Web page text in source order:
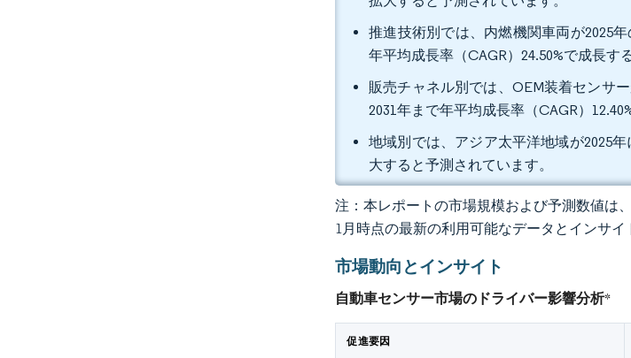
推進技術別では、内燃機関車両が2025
年平均成長率（CAGR）24.50%で成長す
販売チャネル別では、OEM装着センサ
2031年まで年平均成長率（CAGR）
地域別では、アジア太平洋地域が2025
大すると予測されています。
注：本レポートの市場規模および予測数値は
1月時点の最新の利用可能なデータとインサイ
市場動向とインサイト
自動車センサー市場のドライバー影響分析*
促進要因